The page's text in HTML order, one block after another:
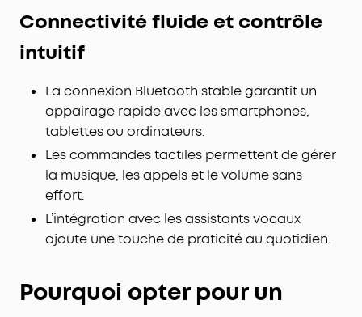
Connectivité fluide et contrôle
intuitif
La connexion Bluetooth stable garantit un
appairage rapide avec les smartphones,
tablettes ou ordinateurs.
Les commandes tactiles permettent de gérer
la musique, les appels et le volume sans
effort.
L’intégration avec les assistants vocaux
ajoute une touche de praticité au quotidien.
Pourquoi opter pour un